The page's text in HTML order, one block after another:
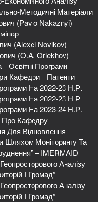
Методичні Матеріали
(Pavlo Nakaznyi)
(Alexei Novikov)
(O.A. Oriekhov)
Освітні Програми
Кафедри
Патенти
На 2022-23 Н.р.
На 2022-23 Н.р.
На 2023-24 Н.р.
Про Кафедру
Для Відновлення
Шляхом Моніторингу Та
– IMERMAID
Аналізу
І Громад”
Аналізу
І Громад”